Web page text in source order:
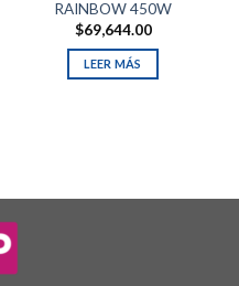
RAINBOW 450W
$69,644.00
LEER MÁS